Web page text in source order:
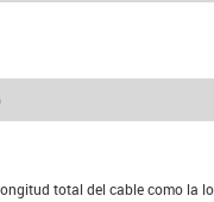
total del cable como la